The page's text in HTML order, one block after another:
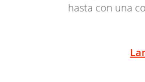
hasta con una